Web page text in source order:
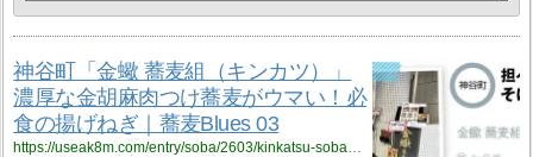
神谷町「金蠍 蕎麦組（キンカツ）」
濃厚な金胡麻肉つけ蕎麦がウマい！必
食の揚げねぎ｜蕎麦Blues 03
https://useak8m.com/entry/soba/2603/kinkatsu-sobagumi